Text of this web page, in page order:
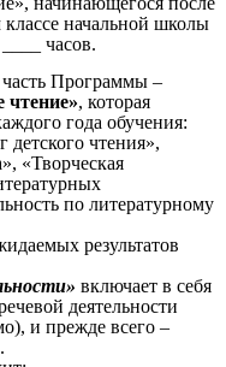
начальной школы
часов.
часть Программы –
чтение», которая
года обучения:
детского чтения»,
«Творческая
по литературному
результатов
включает в себя
деятельности
и прежде всего –